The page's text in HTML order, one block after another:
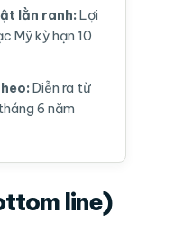
lằn ranh:Lợi
Mỹ kỳ hạn 10
Diễn ra từ
6 năm
line)